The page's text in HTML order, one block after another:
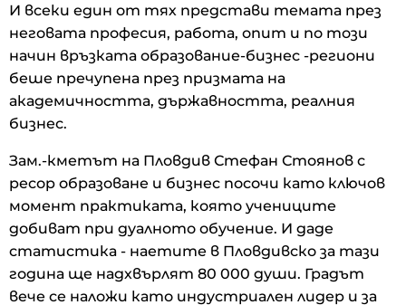
И всеки един от тях представи темата през
неговата професия, работа, опит и по този
начин връзката образование-бизнес -региони
беше пречупена през призмата на
академичността, държавността, реалния
бизнес.
Зам.-кметът на Пловдив Стефан Стоянов с
ресор образоване и бизнес посочи като ключов
момент практиката, която учениците
добиват при дуалното обучение. И даде
статистика - наетите в Пловдивско за тази
година ще надхвърлят 80 000 души. Градът
вече се наложи като индустриален лидер и за